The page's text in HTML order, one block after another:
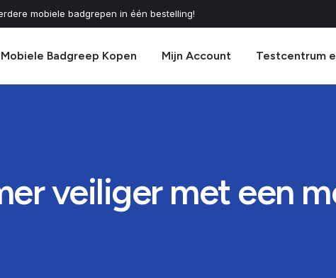
mobiele badgrepen in één bestelling!
Mobiele Badgreep Kopen Mijn Account Testcentrum
veiliger met een